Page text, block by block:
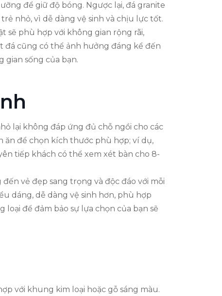
để giữ độ bóng. Ngược lại, đá granite
nhỏ, vì dễ dàng vệ sinh và chịu lực tốt.
sẽ phù hợp với không gian rộng rãi,
đá cũng có thể ảnh hưởng đáng kể đến
gian sống của bạn.
lại không đáp ứng đủ chỗ ngồi cho các
ăn để chọn kích thước phù hợp; ví dụ,
tiếp khách có thể xem xét bàn cho 8-
vẻ đẹp sang trọng và độc đáo với mỗi
dáng, dễ dàng vệ sinh hơn, phù hợp
để đảm bảo sự lựa chọn của bạn sẽ
với khung kim loại hoặc gỗ sáng màu.